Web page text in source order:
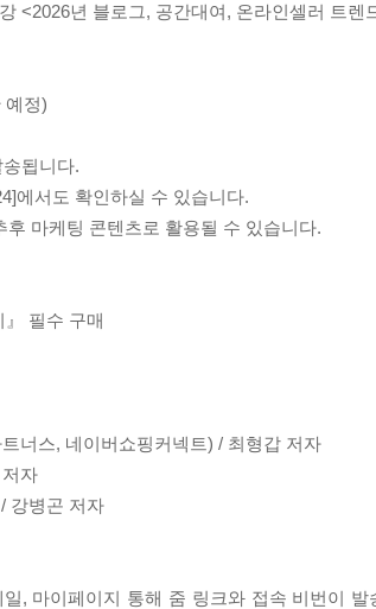
<2026년 블로그, 공간대여, 온라인셀러 트렌
예정)
됩니다.
에서도 확인하실 수 있습니다.
마케팅 콘텐츠로 활용될 수 있습니다.
필수 구매
너스, 네이버쇼핑커넥트) / 최형갑 저자
자
강병곤 저자
, 마이페이지 통해 줌 링크와 접속 비번이